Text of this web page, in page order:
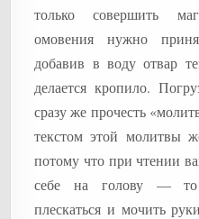
только совершить
омовения нужно
добавив в воду отвар
делается кропило.
сразу же прочесть
текстом этой молитвы
потому что при чтении
себе на голову — то
плескаться и мочить